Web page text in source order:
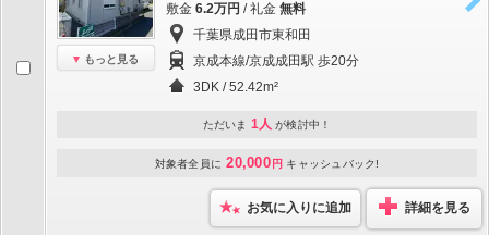
もっと見る
敷金 6.2万円 / 礼金 無料
千葉県成田市東和田
京成本線/京成成田駅 歩20分
3DK / 52.42m²
ただいま 1人 が検討中！
対象者全員に 20,000 円 キャッシュバック!
お気に入りに追加 詳細を見る